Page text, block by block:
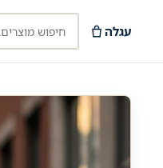
חיפוש מוצרים... עגלה